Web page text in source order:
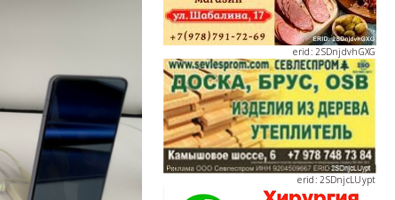
erid: 2SDnjcLUypt